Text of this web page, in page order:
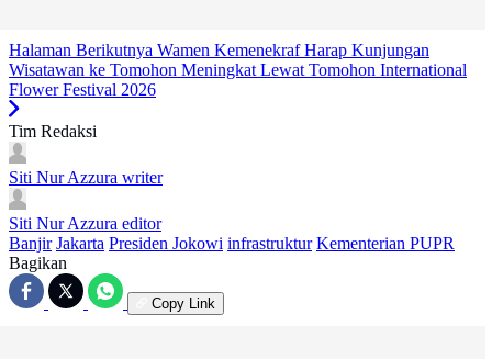
Halaman Berikutnya Wamen Kemenekraf Harap Kunjungan
Wisatawan ke Tomohon Meningkat Lewat Tomohon International
Flower Festival 2026
Tim Redaksi
Siti Nur Azzura writer
Siti Nur Azzura editor
Banjir Jakarta Presiden Jokowi infrastruktur Kementerian PUPR
Bagikan
Copy Link